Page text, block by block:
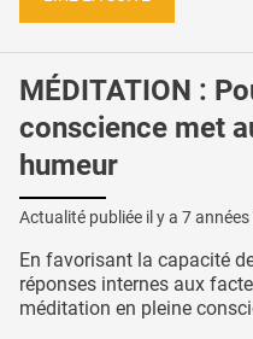
MÉDITATION :
conscience met
humeur
Actualité publiée il y a 7
En favorisant la capacité
réponses internes aux
méditation en pleine